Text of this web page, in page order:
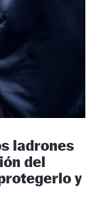
ladrones
del
y